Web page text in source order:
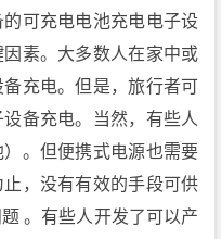
可充电电池充电电子设
素。大多数人在家中或
充电。但是，旅行者可
备充电。当然，有些人
。但便携式电源也需要
，没有有效的手段可供
。有些人开发了可以产